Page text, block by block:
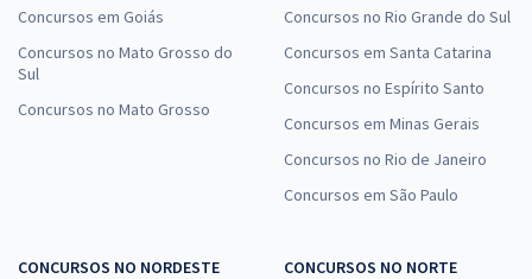
Concursos em Goiás
Concursos no Mato Grosso do
Sul
Concursos no Mato Grosso
Concursos no Rio Grande do Sul
Concursos em Santa Catarina
Concursos no Espírito Santo
Concursos em Minas Gerais
Concursos no Rio de Janeiro
Concursos em São Paulo
CONCURSOS NO NORDESTE
CONCURSOS NO NORTE